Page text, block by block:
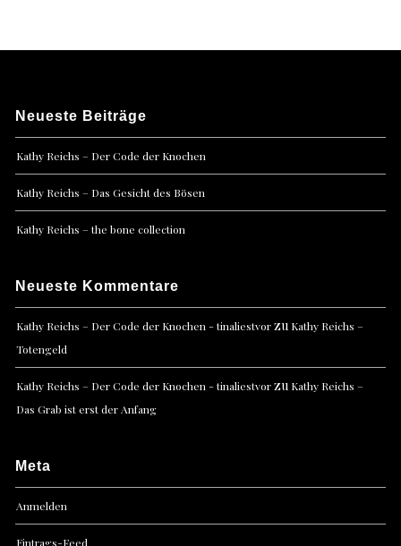
Neueste Beiträge
Kathy Reichs – Der Code der Knochen
Kathy Reichs – Das Gesicht des Bösen
Kathy Reichs – the bone collection
Neueste Kommentare
Kathy Reichs – Der Code der Knochen - tinaliestvorzu Kathy Reichs –
Totengeld
Kathy Reichs – Der Code der Knochen - tinaliestvorzu Kathy Reichs –
Das Grab ist erst der Anfang
Meta
Anmelden
Eintrags-Feed